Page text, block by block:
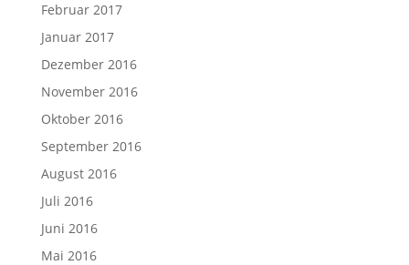
Februar 2017
Januar 2017
Dezember 2016
November 2016
Oktober 2016
September 2016
August 2016
Juli 2016
Juni 2016
Mai 2016